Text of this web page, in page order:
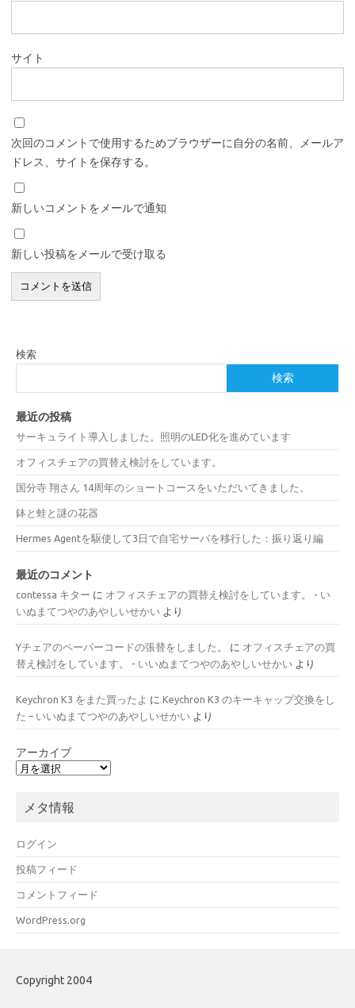
サイト
次回のコメントで使用するためブラウザーに自分の名前、メールア
ドレス、サイトを保存する。
新しいコメントをメールで通知
新しい投稿をメールで受け取る
検索
検索
最近の投稿
サーキュライト導入しました。照明のLED化を進めています
オフィスチェアの買替え検討をしています。
国分寺 翔さん 14周年のショートコースをいただいてきました。
鉢と蛙と謎の花器
Hermes Agentを駆使して3日で自宅サーバを移行した：振り返り編
最近のコメント
contessa キター に オフィスチェアの買替え検討をしています。 - い
いぬまてつやのあやしいせかい より
Yチェアのペーパーコードの張替をしました。 に オフィスチェアの買
替え検討をしています。 - いいぬまてつやのあやしいせかい より
Keychron K3 をまた買ったよ に Keychron K3 のキーキャップ交換をし
た – いいぬまてつやのあやしいせかい より
アーカイブ
メタ情報
ログイン
投稿フィード
コメントフィード
WordPress.org
Copyright 2004